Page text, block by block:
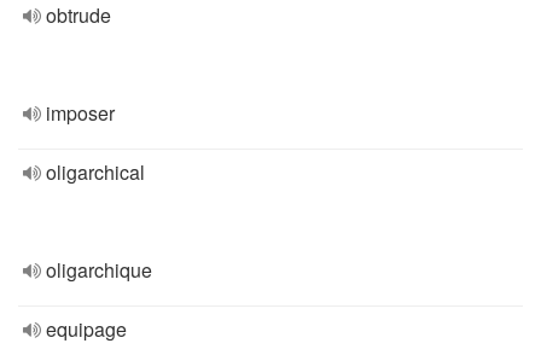
obtrude
imposer
oligarchical
oligarchique
equipage